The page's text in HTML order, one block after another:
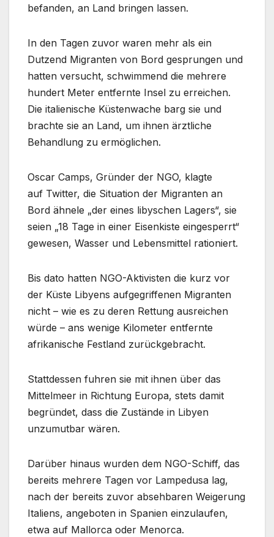
befanden, an Land bringen lassen.
In den Tagen zuvor waren mehr als ein
Dutzend Migranten von Bord gesprungen und
hatten versucht, schwimmend die mehrere
hundert Meter entfernte Insel zu erreichen.
Die italienische Küstenwache barg sie und
brachte sie an Land, um ihnen ärztliche
Behandlung zu ermöglichen.
Oscar Camps, Gründer der NGO, klagte
auf Twitter, die Situation der Migranten an
Bord ähnele „der eines libyschen Lagers“, sie
seien „18 Tage in einer Eisenkiste eingesperrt“
gewesen, Wasser und Lebensmittel rationiert.
Bis dato hatten NGO-Aktivisten die kurz vor
der Küste Libyens aufgegriffenen Migranten
nicht – wie es zu deren Rettung ausreichen
würde – ans wenige Kilometer entfernte
afrikanische Festland zurückgebracht.
Stattdessen fuhren sie mit ihnen über das
Mittelmeer in Richtung Europa, stets damit
begründet, dass die Zustände in Libyen
unzumutbar wären.
Darüber hinaus wurden dem NGO-Schiff, das
bereits mehrere Tagen vor Lampedusa lag,
nach der bereits zuvor absehbaren Weigerung
Italiens, angeboten in Spanien einzulaufen,
etwa auf Mallorca oder Menorca.